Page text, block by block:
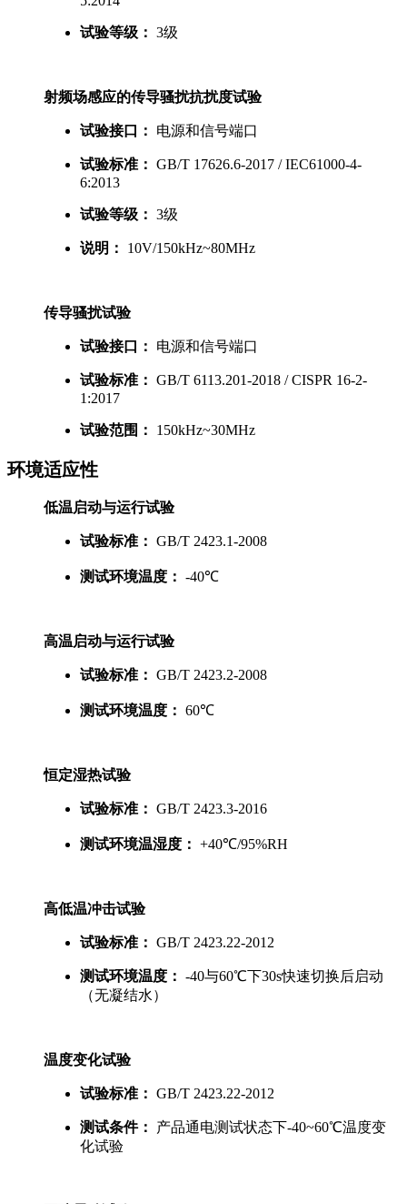
试验等级： 3级
射频场感应的传导骚扰抗扰度试验
试验接口： 电源和信号端口
试验标准： GB/T 17626.6-2017 / IEC61000-4-
6:2013
试验等级： 3级
说明： 10V/150kHz~80MHz
传导骚扰试验
试验接口： 电源和信号端口
试验标准： GB/T 6113.201-2018 / CISPR 16-2-
1:2017
试验范围： 150kHz~30MHz
环境适应性
低温启动与运行试验
试验标准： GB/T 2423.1-2008
测试环境温度： -40℃
高温启动与运行试验
试验标准： GB/T 2423.2-2008
测试环境温度： 60℃
恒定湿热试验
试验标准： GB/T 2423.3-2016
测试环境温湿度： +40℃/95%RH
高低温冲击试验
试验标准： GB/T 2423.22-2012
测试环境温度： -40与60℃下30s快速切换后启动
（无凝结水）
温度变化试验
试验标准： GB/T 2423.22-2012
测试条件：
产品通电测试状态下-40~60℃温度变
化试验